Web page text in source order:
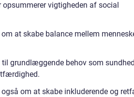
opsummerer vigtigheden af social
at skabe balance mellem
grundlæggende behov som
om at skabe inkluderende og